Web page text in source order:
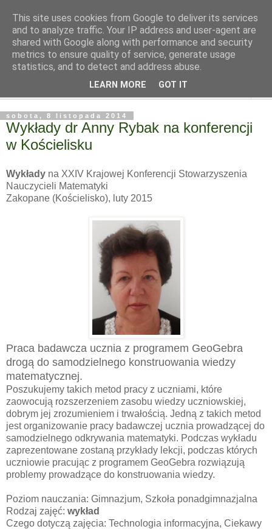
sobota, 8 listopada 2014
Wykłady dr Anny Rybak na konferencji
w Kościelisku
Wykłady na XXIV Krajowej Konferencji Stowarzyszenia
Nauczycieli Matematyki
Zakopane (Kościelisko), luty 2015
Praca badawcza ucznia z programem GeoGebra
drogą do samodzielnego konstruowania wiedzy
matematycznej.
Poszukujemy takich metod pracy z uczniami, które
zaowocują rozszerzeniem zasobu wiedzy uczniowskiej,
dobrym jej zrozumieniem i trwałością. Jedną z takich metod
jest organizowanie pracy badawczej ucznia prowadzącej do
samodzielnego odkrywania matematyki. Podczas wykładu
zaprezentowane zostaną przykłady lekcji, podczas których
uczniowie pracując z programem GeoGebra rozwiązują
problemy prowadzące do konstruowania wiedzy.
Poziom nauczania: Gimnazjum, Szkoła ponadgimnazjalna
Rodzaj zajęć: wykład
Czego dotyczą zajęcia: Technologia informacyjna, Ciekawy
This site uses cookies from Google to deliver its services
and to analyze traffic. Your IP address and user-agent are
shared with Google along with performance and security
metrics to ensure quality of service, generate usage
statistics, and to detect and address abuse.
LEARN MORE GOT IT